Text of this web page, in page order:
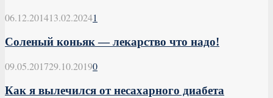
06.12.201413.02.20241
Соленый коньяк — лекарство что надо!
09.05.201729.10.20190
Как я вылечился от несахарного диабета